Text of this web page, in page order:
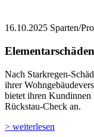
16.10.2025 Sparten/
Nach Starkregen-
ihrer
bietet ihren Kundinnen
Rückstau-Check an.
> weiterlesen